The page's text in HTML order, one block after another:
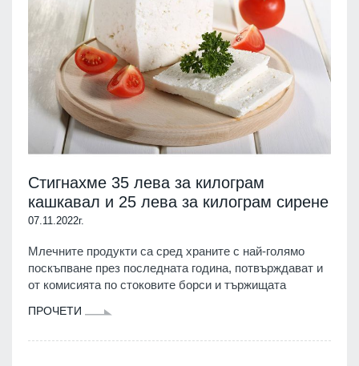
Стигнахме 35 лева за килограм
кашкавал и 25 лева за килограм сирене
07.11.2022г.
Млечните продукти са сред храните с най-голямо
поскъпване през последната година, потвърждават и
от комисията по стоковите борси и тържищата
ПРОЧЕТИ